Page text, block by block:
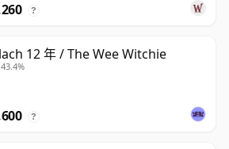
?
12 年 / The Wee Witchie
?